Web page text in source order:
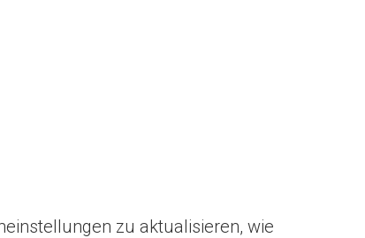
zu aktualisieren, wie